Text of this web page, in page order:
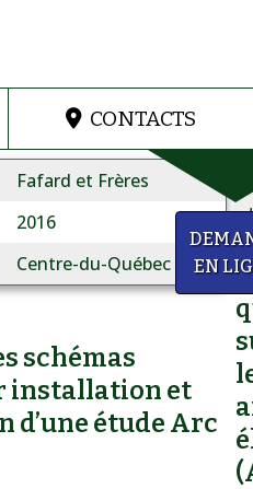
CONTACTS
Fafard et Frères
2016
Centre-du-Québec
schémas
installation et
d’une étude Arc
EN